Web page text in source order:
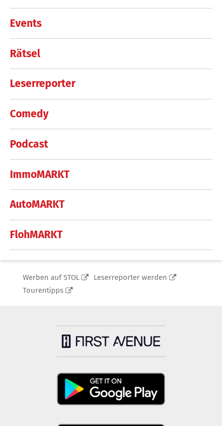
Events
Rätsel
Leserreporter
Comedy
Podcast
ImmoMARKT
AutoMARKT
FlohMARKT
Werben auf STOL
Leserreporter werden
Tourentipps